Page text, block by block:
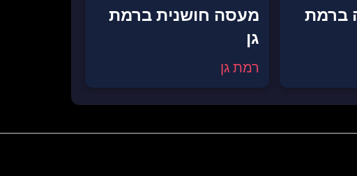
ברמת
מעסה חושנית ברמת
גן
רמת גן